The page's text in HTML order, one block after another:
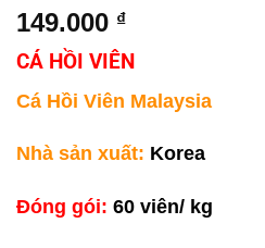
149.000 ₫
CÁ HỒI VIÊN
Cá Hồi Viên Malaysia
Nhà sản xuất: Korea
Đóng gói: 60 viên/ kg